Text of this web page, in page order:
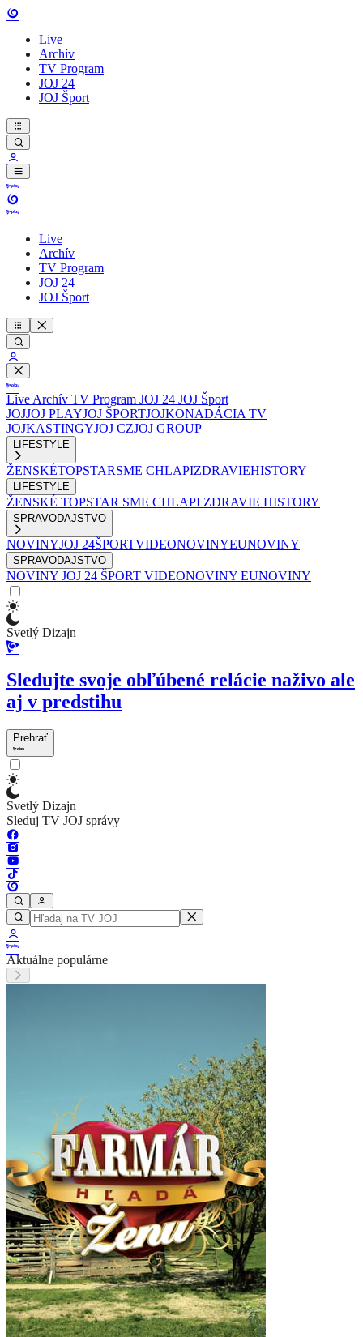
Live
Archív
TV Program
JOJ 24
JOJ Šport
Live
Archív
TV Program
JOJ 24
JOJ Šport
Live Archív TV Program JOJ 24 JOJ Šport
JOJJOJ PLAYJOJ ŠPORTJOJKONADÁCIA TV
JOJKASTINGYJOJ CZJOJ GROUP
LIFESTYLE
ŽENSKÉTOPSTARSME CHLAPIZDRAVIEHISTORY
LIFESTYLE
ŽENSKÉ TOPSTAR SME CHLAPI ZDRAVIE HISTORY
SPRAVODAJSTVO
NOVINYJOJ 24ŠPORTVIDEONOVINYEUNOVINY
SPRAVODAJSTVO
NOVINY JOJ 24 ŠPORT VIDEONOVINY EUNOVINY
Svetlý Dizajn
Sledujte svoje obľúbené relácie naživo ale
aj v predstihu
Prehrať
Svetlý Dizajn
Sleduj TV JOJ správy
Aktuálne populárne